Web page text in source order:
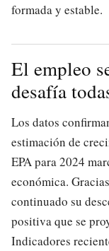
formada y estable.
El empleo
desafía
Los datos
estimación de
EPA para 2024
económica.
continuado su
positiva que se
Indicadores